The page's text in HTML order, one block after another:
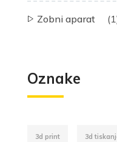
Zobni aparat
Oznake
3d print 3d